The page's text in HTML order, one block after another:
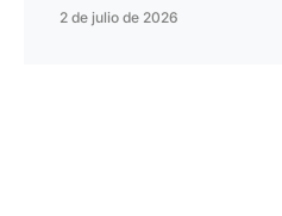
2 de julio de 2026